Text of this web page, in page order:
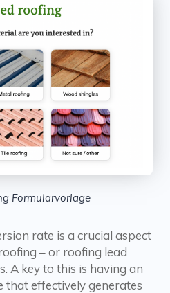
Formularvorlage
rate is a crucial aspect
– or roofing lead
A key to this is having an
effectively generates